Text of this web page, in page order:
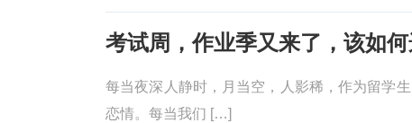
每当夜深人静时，月当空，人影稀，作为留学
恋情。每当我们 […]